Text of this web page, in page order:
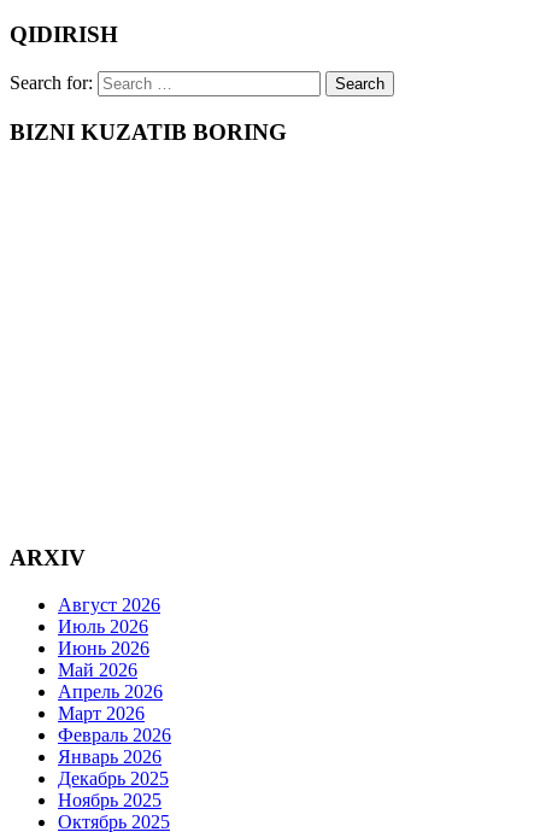
QIDIRISH
Search for:
BIZNI KUZATIB BORING
ARXIV
Август 2026
Июль 2026
Июнь 2026
Май 2026
Апрель 2026
Март 2026
Февраль 2026
Январь 2026
Декабрь 2025
Ноябрь 2025
Октябрь 2025